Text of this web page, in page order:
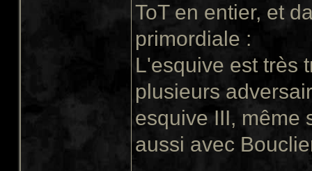
ToT en entier, et
primordiale :
L'esquive est très
plusieurs
esquive III, même
aussi avec